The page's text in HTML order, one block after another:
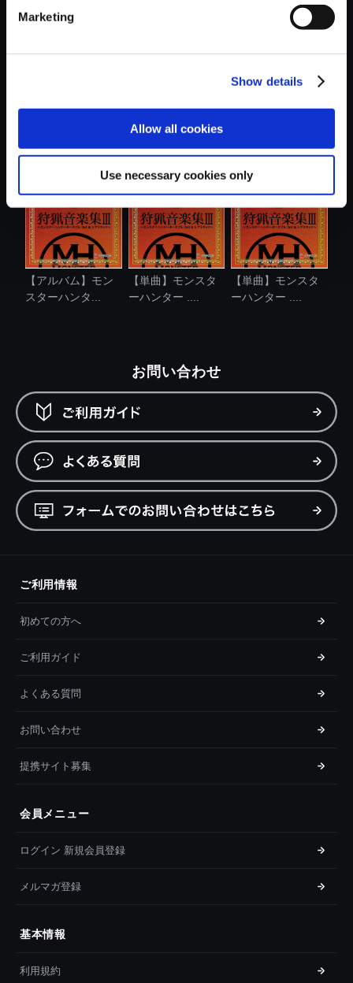
Marketing
Show details
Allow all cookies
Use necessary cookies only
【単曲】モンスタ
【アルバム】モン
スターハンタ...
【単曲】モンスタ
ーハンター ....
【単曲】モンスタ
ーハンター ....
お問い合わせ
ご利用情報
初めての方へ
ご利用ガイド
よくある質問
お問い合わせ
提携サイト募集
会員メニュー
ログイン 新規会員登録
メルマガ登録
基本情報
利用規約